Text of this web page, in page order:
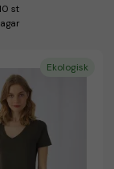
st
Ekologisk